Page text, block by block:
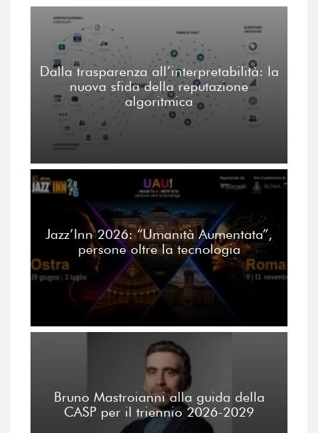
Dalla trasparenza all’interpretabilità: la
nuova sfida della reputazione
algoritmica
Jazz’Inn 2026: “Umanità Aumentata”,
persone oltre la tecnologia
Bruno Mastroianni alla guida della
CASP per il triennio 2026-2029